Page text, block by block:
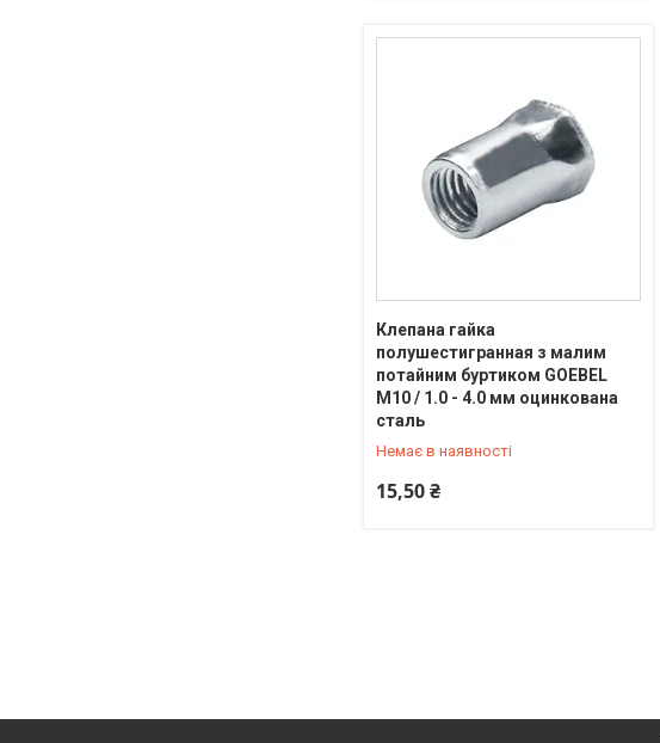
Клепана гайка
полушестигранная з малим
потайним буртиком GOEBEL
М10 / 1.0 - 4.0 мм оцинкована
сталь
Немає в наявності
15,50 ₴
+380 (67) 636-19-79